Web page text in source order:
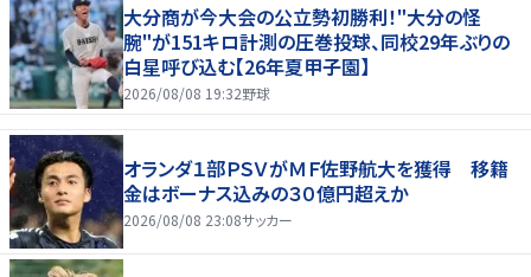
大分商が今大会の公立勢初勝利！"大分の怪
腕"が151キロ計測の圧巻投球、同校29年ぶりの
白星呼び込む【26年夏甲子園】
2026/08/08 19:32野球
オランダ１部ＰＳＶがＭＦ佐野航大を獲得 移籍
金はボーナス込みの３０億円超えか
2026/08/08 23:08サッカー